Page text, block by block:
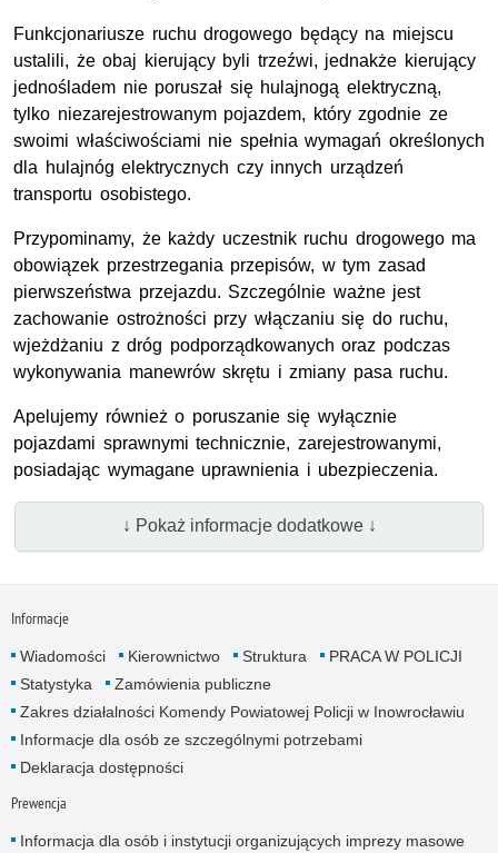
Funkcjonariusze ruchu drogowego będący na miejscu
ustalili, że obaj kierujący byli trzeźwi, jednakże kierujący
jednośladem nie poruszał się hulajnogą elektryczną,
tylko niezarejestrowanym pojazdem, który zgodnie ze
swoimi właściwościami nie spełnia wymagań określonych
dla hulajnóg elektrycznych czy innych urządzeń
transportu osobistego.
Przypominamy, że każdy uczestnik ruchu drogowego ma
obowiązek przestrzegania przepisów, w tym zasad
pierwszeństwa przejazdu. Szczególnie ważne jest
zachowanie ostrożności przy włączaniu się do ruchu,
wjeżdżaniu z dróg podporządkowanych oraz podczas
wykonywania manewrów skrętu i zmiany pasa ruchu.
Apelujemy również o poruszanie się wyłącznie
pojazdami sprawnymi technicznie, zarejestrowanymi,
posiadając wymagane uprawnienia i ubezpieczenia.
↓ Pokaż informacje dodatkowe ↓
Informacje
Wiadomości Kierownictwo Struktura
PRACA W POLICJI
Statystyka
Zamówienia publiczne
Zakres działalności Komendy Powiatowej Policji w Inowrocławiu
Informacje dla osób ze szczególnymi potrzebami
Deklaracja dostępności
Prewencja
Informacja dla osób i instytucji organizujących imprezy masowe